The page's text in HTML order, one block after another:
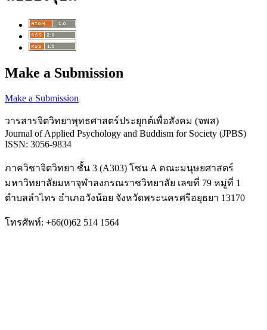
Make a Submission
Make a Submission
วารสารจิตวิทยาพุทธศาสตร์ประยุกต์เพื่อสังคม (จพส)
Journal of Applied Psychology and Buddism for Society (JPBS)
ISSN: 3056-9834
ภาควิชาจิตวิทยา ชั้น 3 (A303) โซน A คณะมนุษยศาสตร์
มหาวิทยาลัยมหาจุฬาลงกรณราชวิทยาลัย เลขที่ 79 หมู่ที่ 1
ตำบลลำไทร อำเภอวังน้อย จังหวัดพระนครศรีอยุธยา 13170
โทรศัพท์: +66(0)62 514 1564